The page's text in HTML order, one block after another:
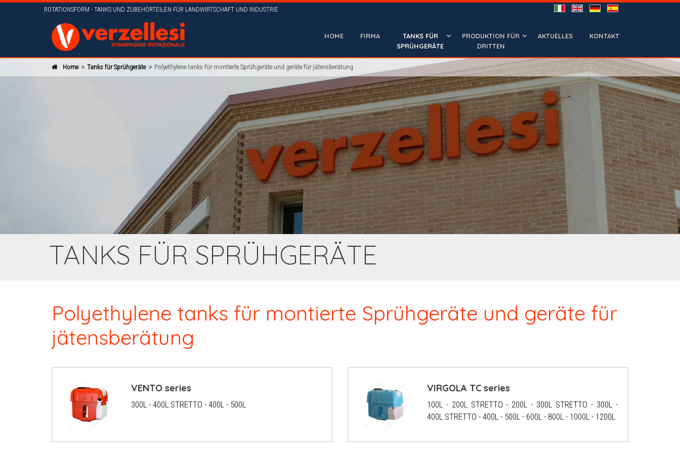
ROTATIONSFORM - TANKS UND ZUBEHÖRTEILEN FÜR LANDWIRTSCHAFT UND INDUSTRIE
HOME FIRMA
TANKS FÜR
SPRÜHGERÄTE
PRODUKTION FÜR
DRITTEN
AKTUELLES KONTAKT
Home Tanks für Sprühgeräte Polyethylene tanks für montierte Sprühgeräte und geräte für jätensberätung
TANKS FÜR SPRÜHGERÄTE
Polyethylene tanks für montierte Sprühgeräte und geräte für
jätensberätung
VENTO series
300L - 400L STRETTO - 400L - 500L
VIRGOLA TC series
100L - 200L STRETTO - 200L - 300L STRETTO - 300L -
400L STRETTO - 400L - 500L - 600L - 800L - 1000L - 1200L